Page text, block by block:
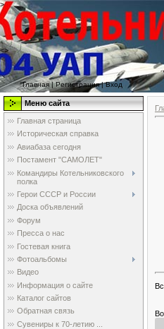
>
<>
Главная|Регистрация|Вход
Меню сайта
Главная страница
Историческая справка
Авиабаза сегодня
Постамент "САМОЛЕТ"
Командиры Котельниковского
полка
Герои СССР и России
Доска объявлений
Форум
Пресса о нас
Гостевая книга
Фотоальбомы
Видео
Информация о сайте
Каталог сайтов
Обратная связь
Сувениры к 70-летию ...